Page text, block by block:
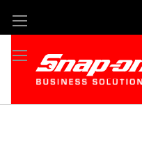
Hoppa
till
innehållet